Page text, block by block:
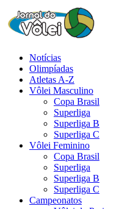
Notícias
Olimpíadas
Atletas A-Z
Vôlei Masculino
Copa Brasil
Superliga
Superliga B
Superliga C
Vôlei Feminino
Copa Brasil
Superliga
Superliga B
Superliga C
Campeonatos